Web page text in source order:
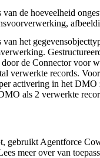
de hoeveelheid
het
de Connector voor
verwerkte records.
activering in het
als 2 verwerkte
gebruikt Agentforce
meer over van